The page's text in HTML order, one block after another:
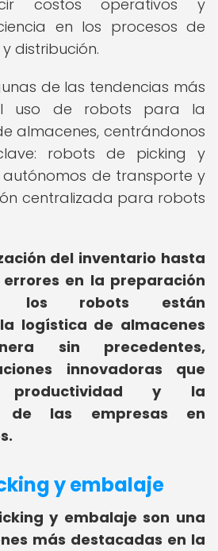
costos operativos y
en los procesos de
distribución.
de las tendencias más
uso de robots para la
almacenes, centrándonos
robots de picking y
de transporte y
centralizada para robots
del inventario hasta
en la preparación
los robots están
logística de almacenes
sin precedentes,
innovadoras que
y la
de las empresas en
y embalaje
y embalaje son una
más destacadas en la